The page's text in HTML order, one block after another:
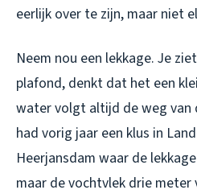
eerlijk over te zijn, maar niet
Neem nou een lekkage. Je
plafond, denkt dat het een
water volgt altijd de weg van
had vorig jaar een klus in
Heerjansdam waar de
maar de vochtvlek drie meter